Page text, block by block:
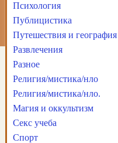
Психология
Публицистика
Путешествия и география
Развлечения
Разное
Религия/мистика/нло
Религия/мистика/нло.
Магия и оккультизм
Секс учеба
Спорт